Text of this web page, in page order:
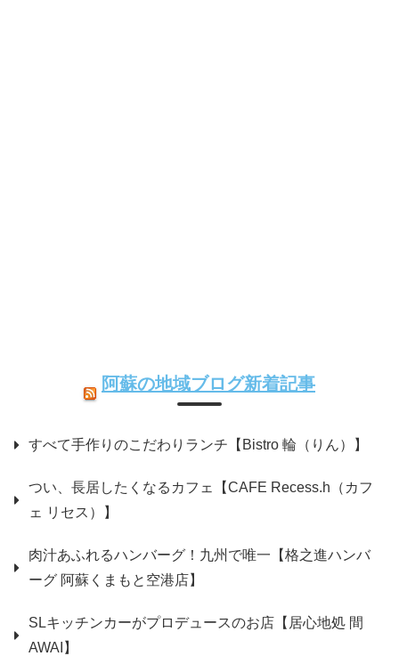
阿蘇の地域ブログ新着記事
すべて手作りのこだわりランチ【Bistro 輪（りん）】
つい、長居したくなるカフェ【CAFE Recess.h（カフ
ェ リセス）】
肉汁あふれるハンバーグ！九州で唯一【格之進ハンバ
ーグ 阿蘇くまもと空港店】
SLキッチンカーがプロデュースのお店【居心地処 間
AWAI】